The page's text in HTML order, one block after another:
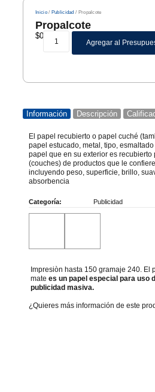
Inicio/ Publicidad / Propalcote
Propalcote
$0
Agregar al
Información Descripción
El papel recubierto o papel cuché​
papel estucado, metal, tipo, esmaltado
papel que en su exterior es recubierto
(couches) de productos que le
incluyendo peso, superficie, brillo,
absorbencia
Categoría: Publicidad
Impresiòn hasta 150 gramaje 240. El
mate es un papel especial para uso
publicidad masiva.
¿Quieres más información de este